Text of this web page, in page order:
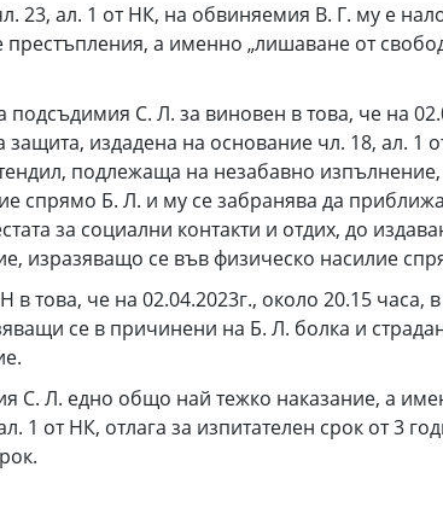
23, ал. 1 от НК, на обвиняемия В. Г. му е
а именно „лишаване от
С. Л. за виновен в това, че на
защита, издадена на основание чл. 18, ал.
подлежаща на незабавно изпълнение,
спрямо Б. Л. и му се забранява да
за социални контакти и отдих, до
изразяващо се във физическо насилие
че на 02.04.2023г., около 20.15 часа,
се в причинени на Б. Л. болка и
С. Л. едно общо най тежко наказание, а
1 от НК, отлага за изпитателен срок от 3